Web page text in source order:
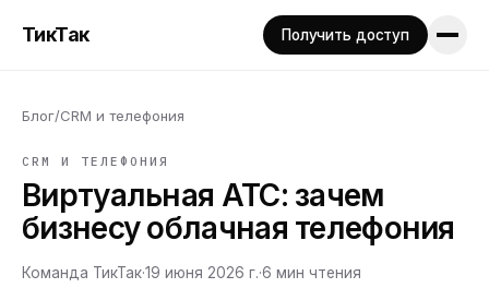
ТикТак Получить доступ
Блог/CRM и телефония
CRM И ТЕЛЕФОНИЯ
Виртуальная АТС: зачем
бизнесу облачная телефония
Команда ТикТак·19 июня 2026 г.·6 мин чтения